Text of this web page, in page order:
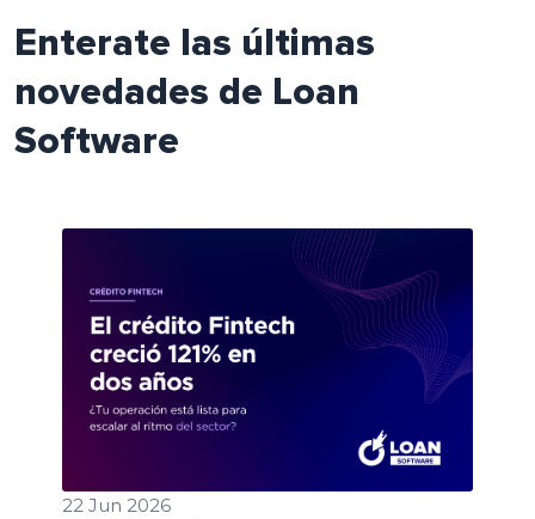
Enterate las últimas
novedades de Loan
Software
22 Jun 2026